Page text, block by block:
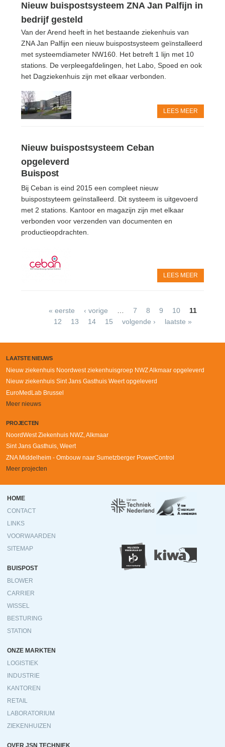
Nieuw buispostsysteem ZNA Jan Palfijn in
bedrijf gesteld
Van der Arend heeft in het bestaande ziekenhuis van
ZNA Jan Palfijn een nieuw buispostsysteem geïnstalleerd
met systeemdiameter NW160. Het betreft 1 lijn met 10
stations. De verpleegafdelingen, het Labo, Spoed en ook
het Dagziekenhuis zijn met elkaar verbonden.
LEES MEER
Nieuw buispostsysteem Ceban
opgeleverd
Buispost
Bij Ceban is eind 2015 een compleet nieuw
buispostsyteem geïnstalleerd. Dit systeem is uitgevoerd
met 2 stations. Kantoor en magazijn zijn met elkaar
verbonden voor verzenden van documenten en
productieopdrachten.
LEES MEER
« eerste ‹ vorige 7 8 9 10
11
12
13 14 15 volgende › laatste »
LAATSTE NIEUWS
Nieuw ziekenhuis Noordwest ziekenhuisgroep NWZ Alkmaar opgeleverd
Nieuw ziekenhuis Sint Jans Gasthuis Weert opgeleverd
EuroMedLab Brussel
Meer nieuws
PROJECTEN
NoordWest Ziekenhuis NWZ, Alkmaar
Sint Jans Gasthuis, Weert
ZNA Middelheim - Ombouw naar Sumetzberger PowerControl
Meer projecten
Ondermenu
HOME
CONTACT
LINKS
VOORWAARDEN
SITEMAP
BUISPOST
BLOWER
CARRIER
WISSEL
BESTURING
STATION
ONZE MARKTEN
LOGISTIEK
INDUSTRIE
KANTOREN
RETAIL
LABORATORIUM
ZIEKENHUIZEN
OVER JSN TECHNIEK